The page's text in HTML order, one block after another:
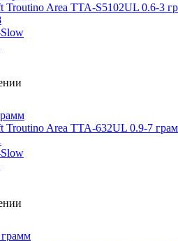
Area TTA-S5102UL 0.6-3
Area TTA-632UL 0.9-7